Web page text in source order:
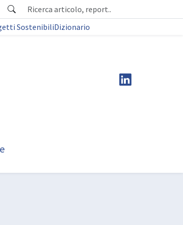
SostenibiliDizionario